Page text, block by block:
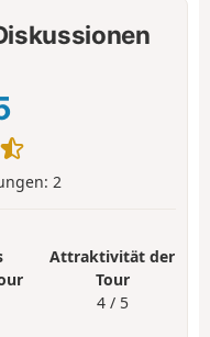
2
Attraktivität der
Tour
4 / 5